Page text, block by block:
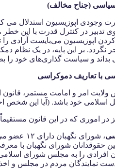
‌سیاسی (جناح مخالف)
وجودی اپوزیسیون استدلال
روی تدبیر در کنترل قدرت با این
کردن اپوزیسیون می‌بایست آزادی
نگردد. بر این پایه، در یک
و سیاست ‌گذاری‌های خود را
با تعاریف دموکراسی
ولایت امر و امامت مستمر،
خود باشد. (آیا این شخص
در اموری که در این قانون مستقیماً
حقوقدانان شورای نگهبان با
افرادی را به مجلس شورای
مردم در مجلس و اخذ تصمیم هایشان شخص